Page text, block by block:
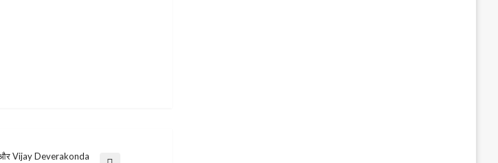
Vijay Deverakonda